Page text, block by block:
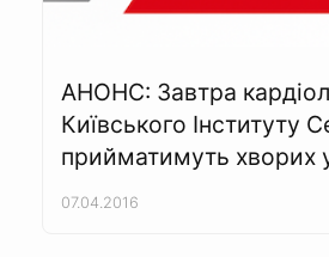
АНОНС: Завтра
Київського Інституту
прийматимуть хворих
07.04.2016